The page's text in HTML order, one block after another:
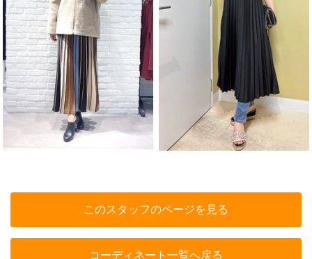
このスタッフのページを見る
コーディネート一覧へ戻る